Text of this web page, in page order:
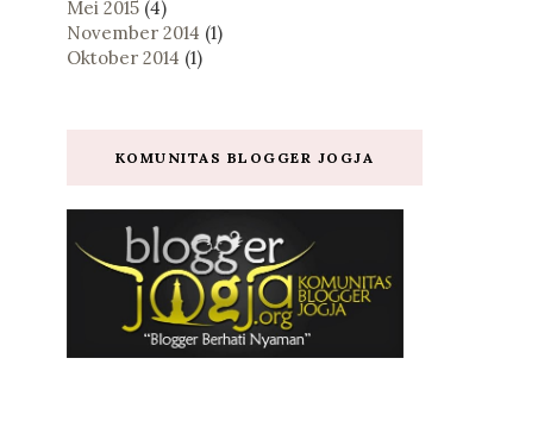
Mei 2015 (4)
November 2014 (1)
Oktober 2014 (1)
KOMUNITAS BLOGGER JOGJA